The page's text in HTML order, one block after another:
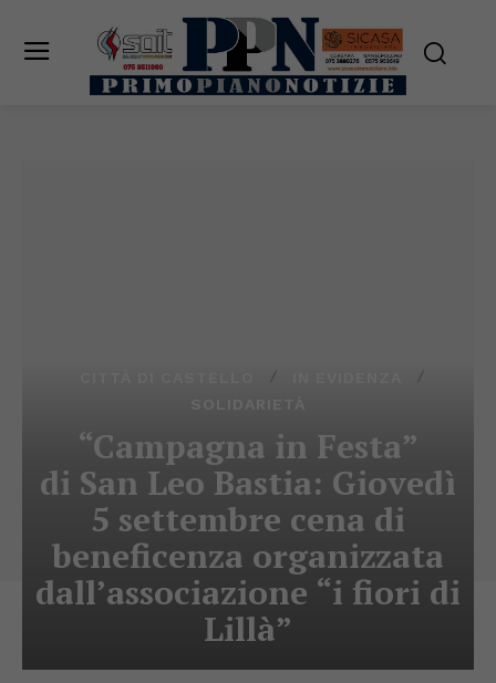
“Campagna in Festa”
di San Leo Bastia: Giovedì
5 settembre cena di
beneficenza organizzata
dall’associazione “i fiori di
Lillà”